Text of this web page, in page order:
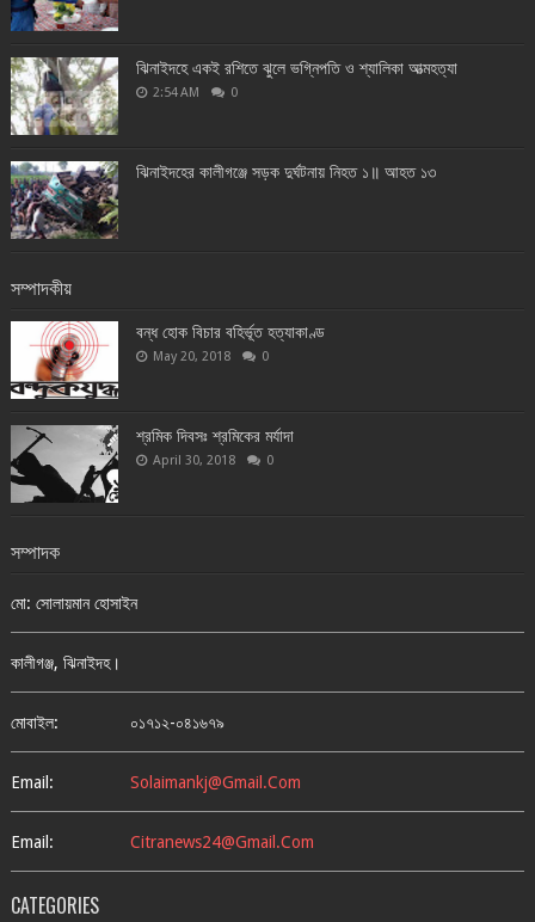
ঝিনাইদহে একই রশিতে ঝুলে ভগ্নিপতি ও শ্যালিকা আত্মহত্যা
2:54 AM 0
ঝিনাইদহের কালীগঞ্জে সড়ক দুর্ঘটনায় নিহত ১॥ আহত ১৩
সম্পাদকীয়
বন্ধ হোক বিচার বহির্ভূত হত্যাকাণ্ড
May 20, 2018 0
শ্রমিক দিবসঃ শ্রমিকের মর্যাদা
April 30, 2018 0
সম্পাদক
মো: সোলায়মান হোসাইন
কালীগঞ্জ, ঝিনাইদহ।
মোবাইল: ০১৭১২-০৪১৬৭৯
Email: Solaimankj@gmail.com
Email: Citranews24@gmail.com
CATEGORIES